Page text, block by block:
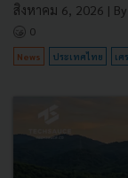
สิงหาคม 6, 2026 | By
0
News ประเทศไทย เศ